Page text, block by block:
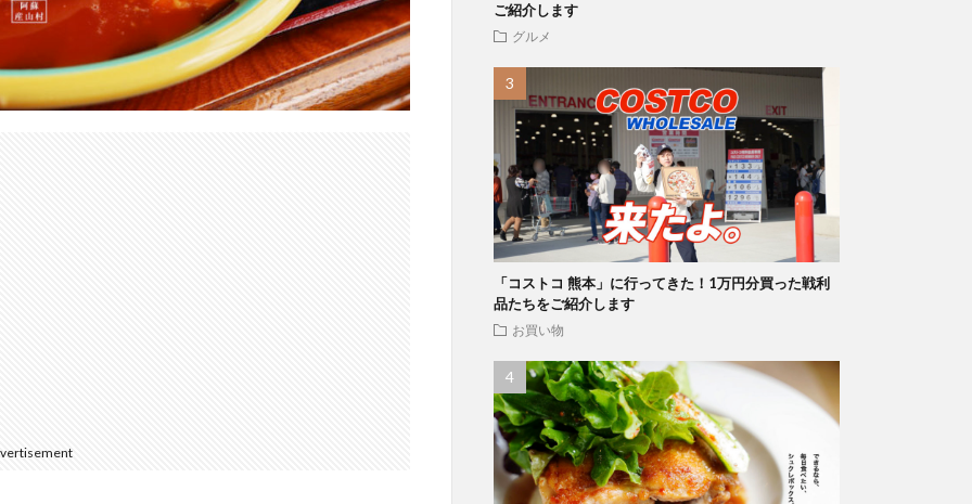
ご紹介します
グルメ
「コストコ 熊本」に行ってきた！1万円分買った戦利
品たちをご紹介します
お買い物